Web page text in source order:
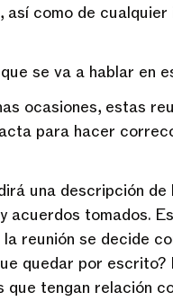
como de
se va a hablar en
ocasiones, estas
para hacer
una descripción
acuerdos tomados.
reunión se decide
quedar por
que tengan relación